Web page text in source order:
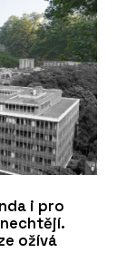
i pro
ožívá